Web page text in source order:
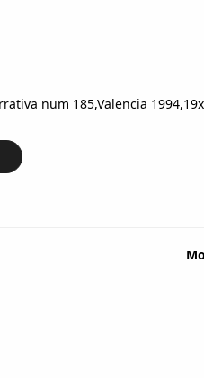
num 185,Valencia